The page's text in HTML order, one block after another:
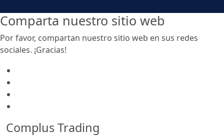
Comparta nuestro sitio web
Por favor, compartan nuestro sitio web en sus redes
sociales. ¡Gracias!
Complus Trading